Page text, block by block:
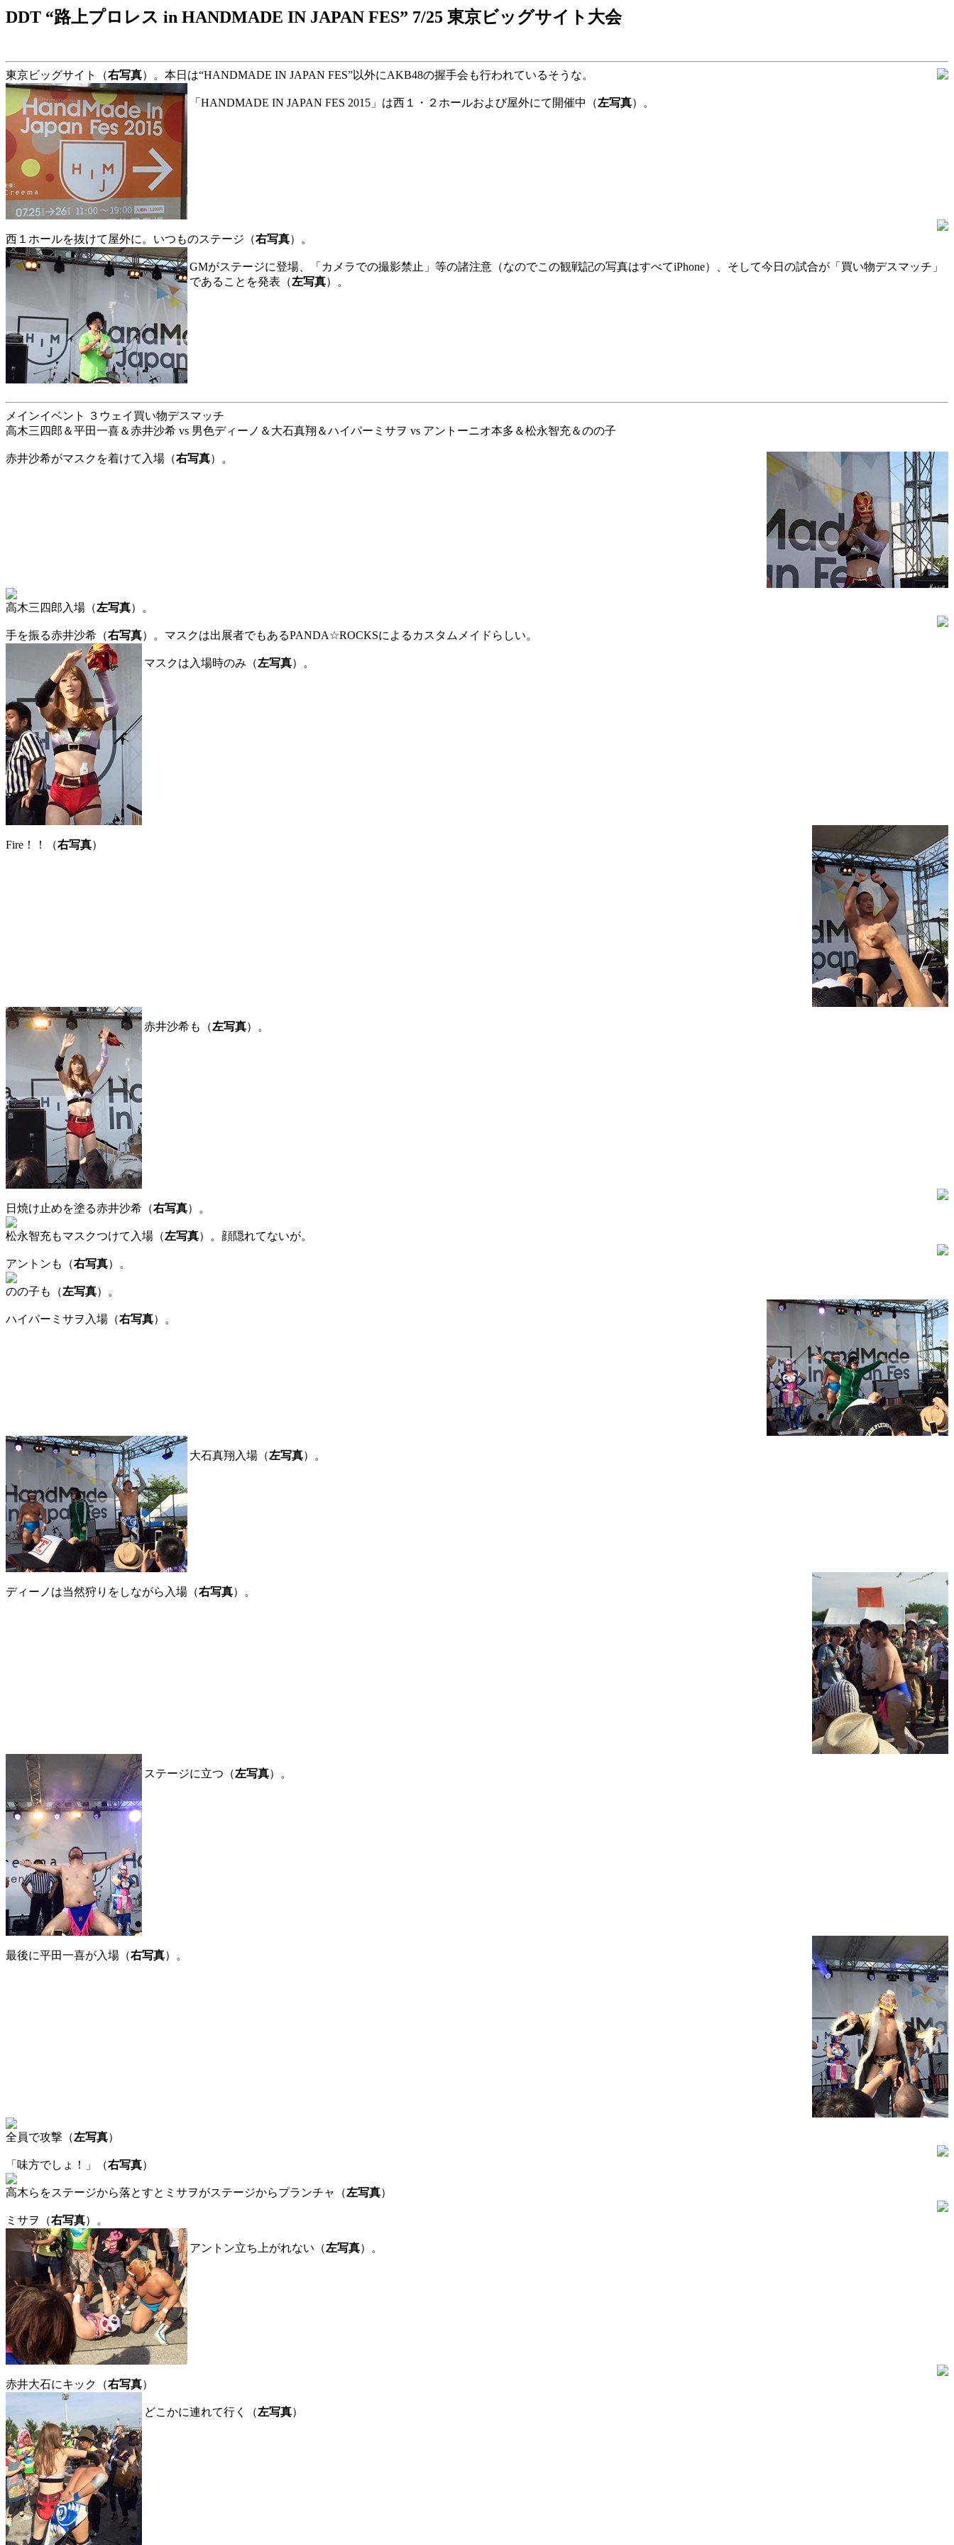
DDT “路上プロレス in HANDMADE IN JAPAN FES” 7/25 東京ビッグサイト大会
東京ビッグサイト（右写真）。本日は“HANDMADE IN JAPAN FES”以外にAKB48の握手会も行われているそうな。
「HANDMADE IN JAPAN FES 2015」は西１・２ホールおよび屋外にて開催中（左写真）。
西１ホールを抜けて屋外に。いつものステージ（右写真）。
GMがステージに登場、「カメラでの撮影禁止」等の諸注意（なのでこの観戦記の写真はすべてiPhone）、そして今日の試合が「買い物デスマッチ」
であることを発表（左写真）。
メインイベント ３ウェイ買い物デスマッチ
高木三四郎＆平田一喜＆赤井沙希 vs 男色ディーノ＆大石真翔＆ハイパーミサヲ vs アントーニオ本多＆松永智充＆のの子
赤井沙希がマスクを着けて入場（右写真）。
高木三四郎入場（左写真）。
手を振る赤井沙希（右写真）。マスクは出展者でもあるPANDA☆ROCKSによるカスタムメイドらしい。
マスクは入場時のみ（左写真）。
Fire！！（右写真）
赤井沙希も（左写真）。
日焼け止めを塗る赤井沙希（右写真）。
松永智充もマスクつけて入場（左写真）。顔隠れてないが。
アントンも（右写真）。
のの子も（左写真）。
ハイパーミサヲ入場（右写真）。
大石真翔入場（左写真）。
ディーノは当然狩りをしながら入場（右写真）。
ステージに立つ（左写真）。
最後に平田一喜が入場（右写真）。
全員で攻撃（左写真）
「味方でしょ！」（右写真）
高木らをステージから落とすとミサヲがステージからプランチャ（左写真）
ミサヲ（右写真）。
アントン立ち上がれない（左写真）。
赤井大石にキック（右写真）
どこかに連れて行く（左写真）